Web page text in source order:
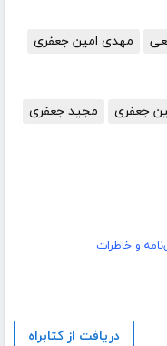
مهدی امین جعفری
جعفری
مجید جعفری
و خاطرات
دریافت از کتابراه